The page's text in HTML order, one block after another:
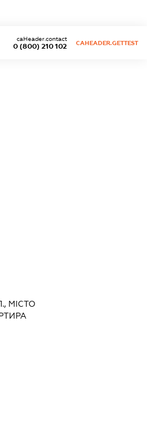
0 (800) 210 102
caHeader.contact
CAHEADER.GETTEST
МІСТО